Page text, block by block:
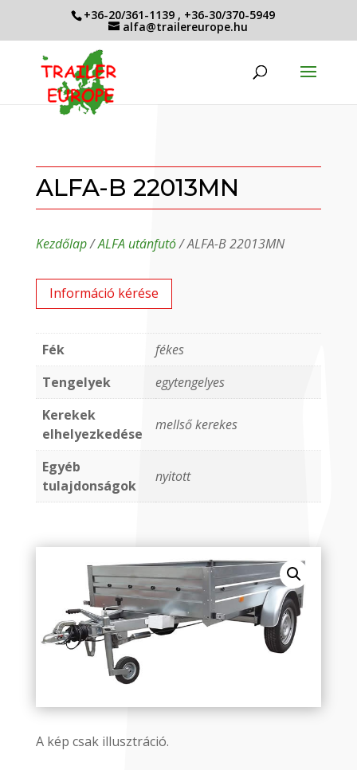
+36-20/361-1139 , +36-30/370-5949
alfa@trailereurope.hu
ALFA-B 22013MN
Kezdőlap/ALFA utánfutó/ ALFA-B 22013MN
Információ kérése
Fék
fékes
Tengelyek
egytengelyes
Kerekek
elhelyezkedése
mellső kerekes
Egyéb
tulajdonságok
nyitott
A kép csak illusztráció.